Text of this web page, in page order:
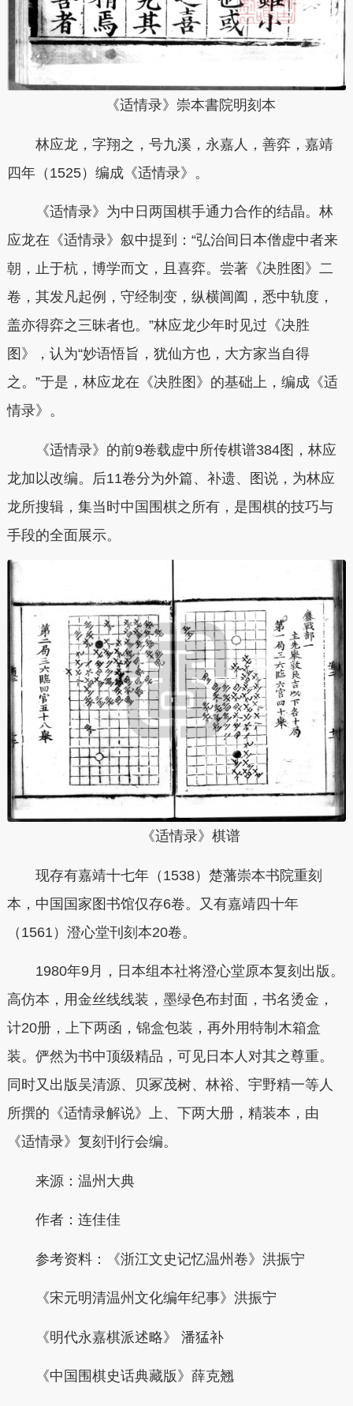
《适情录》崇本書院明刻本
林应龙，字翔之，号九溪，永嘉人，善弈，嘉靖
四年（1525）编成《适情录》。
《适情录》为中日两国棋手通力合作的结晶。林
应龙在《适情录》叙中提到：“弘治间日本僧虚中者来
朝，止于杭，博学而文，且喜弈。尝著《决胜图》二
卷，其发凡起例，守经制变，纵横阊阖，悉中轨度，
盖亦得弈之三昧者也。”林应龙少年时见过《决胜
图》，认为“妙语悟旨，犹仙方也，大方家当自得
之。”于是，林应龙在《决胜图》的基础上，编成《适
情录》。
《适情录》的前9卷载虚中所传棋谱384图，林应
龙加以改编。后11卷分为外篇、补遗、图说，为林应
龙所搜辑，集当时中国围棋之所有，是围棋的技巧与
手段的全面展示。
《适情录》棋谱
现存有嘉靖十七年（1538）楚藩崇本书院重刻
本，中国国家图书馆仅存6卷。又有嘉靖四十年
（1561）澄心堂刊刻本20卷。
1980年9月，日本组本社将澄心堂原本复刻出版。
高仿本，用金丝线线装，墨绿色布封面，书名烫金，
计20册，上下两函，锦盒包装，再外用特制木箱盒
装。俨然为书中顶级精品，可见日本人对其之尊重。
同时又出版吴清源、贝冢茂树、林裕、宇野精一等人
所撰的《适情录解说》上、下两大册，精装本，由
《适情录》复刻刊行会编。
来源：温州大典
作者：连佳佳
参考资料：《浙江文史记忆温州卷》洪振宁
《宋元明清温州文化编年纪事》洪振宁
《明代永嘉棋派述略》 潘猛补
《中国围棋史话典藏版》薛克翘